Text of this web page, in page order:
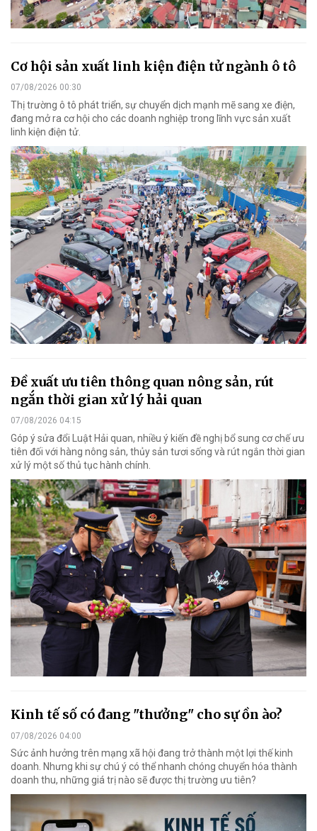
Cơ hội sản xuất linh kiện điện tử ngành ô tô
07/08/2026 00:30
Thị trường ô tô phát triển, sự chuyển dịch mạnh mẽ sang xe điện,
đang mở ra cơ hội cho các doanh nghiệp trong lĩnh vực sản xuất
linh kiện điện tử.
Đề xuất ưu tiên thông quan nông sản, rút
ngắn thời gian xử lý hải quan
07/08/2026 04:15
Góp ý sửa đổi Luật Hải quan, nhiều ý kiến đề nghị bổ sung cơ chế ưu
tiên đối với hàng nông sản, thủy sản tươi sống và rút ngắn thời gian
xử lý một số thủ tục hành chính.
Kinh tế số có đang "thưởng" cho sự ồn ào?
07/08/2026 04:00
Sức ảnh hưởng trên mạng xã hội đang trở thành một lợi thế kinh
doanh. Nhưng khi sự chú ý có thể nhanh chóng chuyển hóa thành
doanh thu, những giá trị nào sẽ được thị trường ưu tiên?